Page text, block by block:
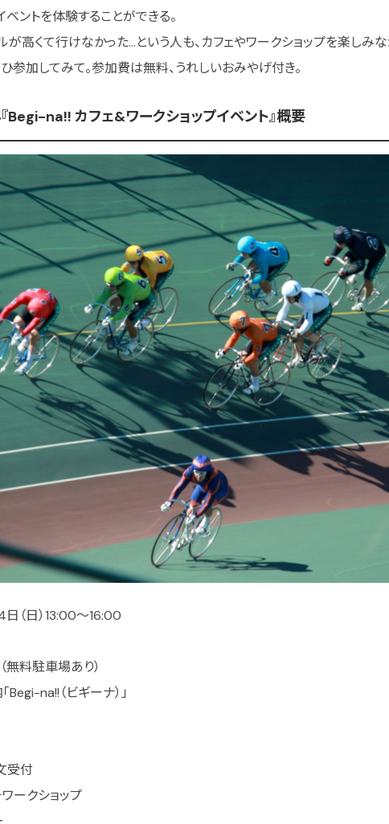
ベントを体験することができる。
高くて行けなかった…という人も、カフェやワークショップを楽しみ
参加してみて。参加費は無料、うれしいおみやげ付き。
Begi-na!! カフェ&ワークショップイベント』概要
（日）13:00～16:00
料駐車場あり）
na!!（ビギーナ）」
受付
ークショップ